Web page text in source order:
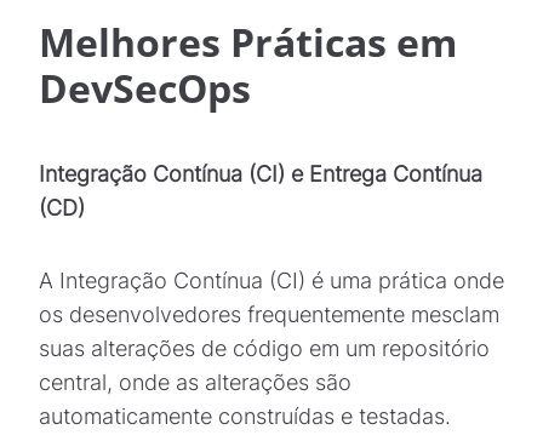
Melhores Práticas em
DevSecOps
Integração Contínua (CI) e Entrega Contínua
(CD)
A Integração Contínua (CI) é uma prática onde
os desenvolvedores frequentemente mesclam
suas alterações de código em um repositório
central, onde as alterações são
automaticamente construídas e testadas.